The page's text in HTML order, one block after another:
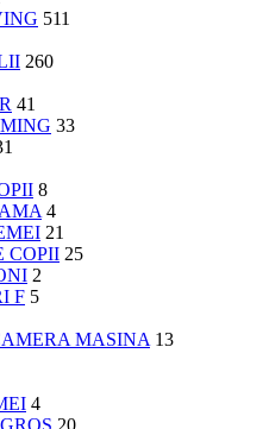
511
260
41
33
8
4
21
COPII 25
2
F 5
MASINA 13
4
20